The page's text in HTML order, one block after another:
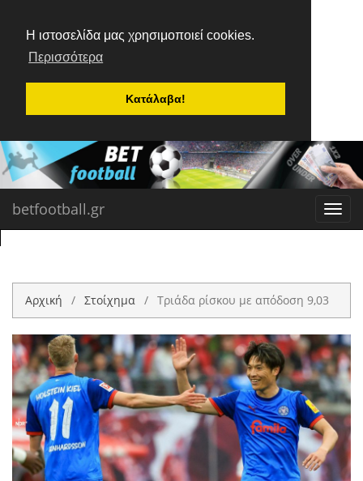
Η ιστοσελίδα μας χρησιμοποιεί cookies.
Περισσότερα
Κατάλαβα!
betfootball.gr
Αρχική Στοίχημα Τριάδα ρίσκου με απόδοση 9,03